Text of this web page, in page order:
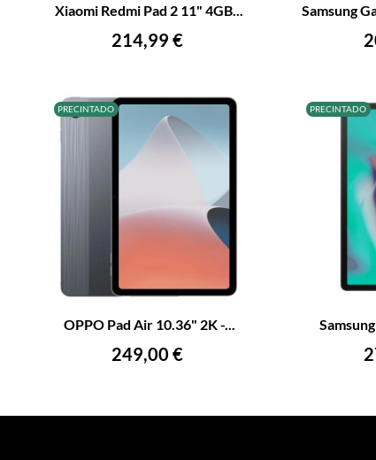
Xiaomi Redmi Pad 2 11" 4GB...
Precio
214,99 €
AÑADIR AL CARRITO
Samsung
PRECINTADO
OPPO Pad Air 10.36" 2K -...
Precio
249,00 €
+
AÑADIR AL CARRITO
PRECINTADO
Samsung